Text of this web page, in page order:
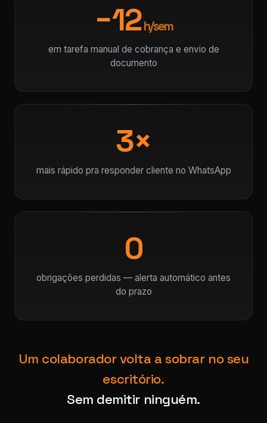
−12h/sem
em tarefa manual de cobrança e envio de
documento
3×
mais rápido pra responder cliente no WhatsApp
0
obrigações perdidas — alerta automático antes
do prazo
Um colaborador volta a sobrar no seu
escritório.
Sem demitir ninguém.